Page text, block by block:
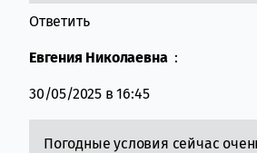
Ответить
Евгения Николаевна :
30/05/2025 в 16:45
Погодные условия сейчас